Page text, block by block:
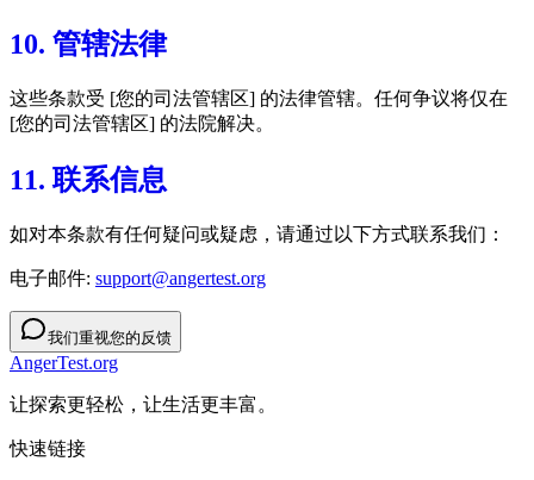
10. 管辖法律
这些条款受 [您的司法管辖区] 的法律管辖。任何争议将仅在
[您的司法管辖区] 的法院解决。
11. 联系信息
如对本条款有任何疑问或疑虑，请通过以下方式联系我们：
电子邮件: support@angertest.org
我们重视您的反馈
AngerTest.org
让探索更轻松，让生活更丰富。
快速链接